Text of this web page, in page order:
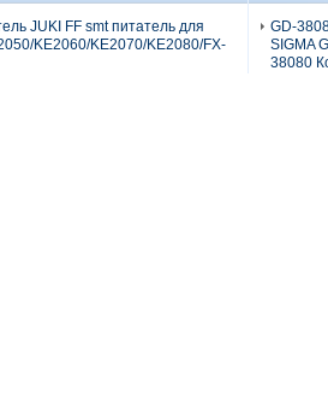
JUKI FF smt питатель для
KE2060/KE2070/KE2080/FX-
GD-
SIGMA
38080